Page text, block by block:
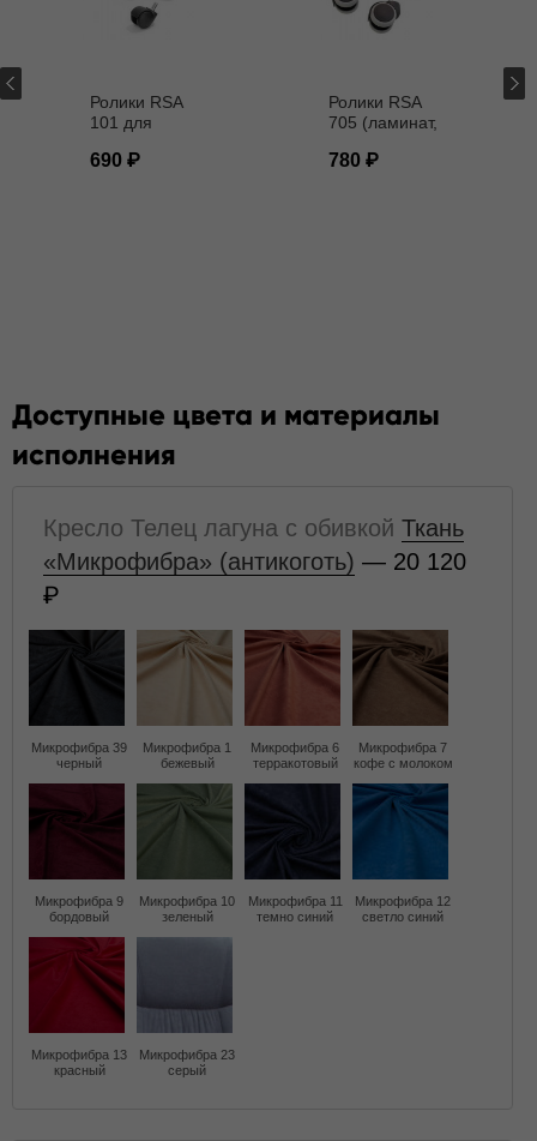
Ролики RSA
101 для
мм
690
Ролики RSA
705 (ламинат,
мм
780
Доступные цвета и материалы
исполнения
Кресло Телец лагуна с обивкой Ткань
«Микрофибра» (антикоготь) — 20 120
Микрофибра 39
черный
Микрофибра 1
бежевый
Микрофибра 6
терракотовый
Микрофибра 7
кофе с молоком
Микрофибра 9
бордовый
Микрофибра 10
зеленый
Микрофибра 11
темно синий
Микрофибра 12
светло синий
Микрофибра 13
красный
Микрофибра 23
серый